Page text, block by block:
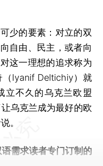
的要素：对立的双
自由、民主，或者向
这一理想的追求称为
Iyanif Deltichiy）就
立不久的乌克兰欧盟
乌克兰成为最好的欧
。
需求读者专门订制的